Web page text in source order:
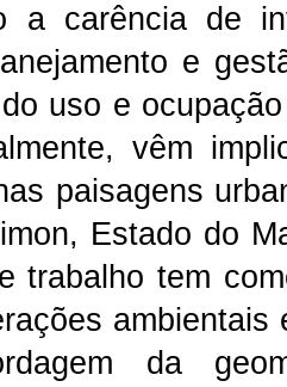
a carência de
e
uso e
vêm
paisagens
Estado do
trabalho tem
da